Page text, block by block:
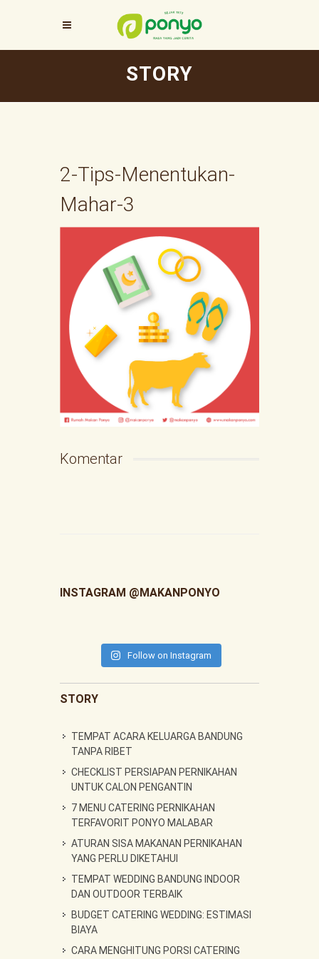
STORY
2-Tips-Menentukan-
Mahar-3
Komentar
INSTAGRAM @MAKANPONYO
Follow on Instagram
STORY
TEMPAT ACARA KELUARGA BANDUNG
TANPA RIBET
CHECKLIST PERSIAPAN PERNIKAHAN
UNTUK CALON PENGANTIN
7 MENU CATERING PERNIKAHAN
TERFAVORIT PONYO MALABAR
ATURAN SISA MAKANAN PERNIKAHAN
YANG PERLU DIKETAHUI
TEMPAT WEDDING BANDUNG INDOOR
DAN OUTDOOR TERBAIK
BUDGET CATERING WEDDING: ESTIMASI
BIAYA
CARA MENGHITUNG PORSI CATERING